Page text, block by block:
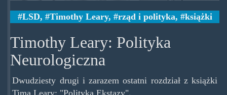
LSD, Timothy Leary, rząd i polityka, książki
Timothy Leary: Polityka
Neurologiczna
Dwudziesty drugi i zarazem ostatni rozdział z książki
Tima Leary: "Polityka Ekstazy".